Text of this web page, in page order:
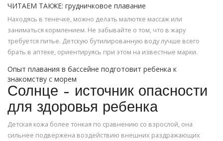
ЧИТАЕМ ТАКЖЕ: грудничковое плавание
Находясь в тенечке, можно делать малютке массаж или
заниматься кормлением. Не забывайте о том, что в жару
требуется питье. Детскую бутилированную воду лучше всего
брать в аптеке, ориентируясь при этом на известные марки.
Опыт плавания в бассейне подготовит ребенка к
знакомству с морем
Солнце – источник опасности
для здоровья ребенка
Детская кожа более тонкая по сравнению со взрослой, она
сильнее подвержена воздействию внешних раздражающих